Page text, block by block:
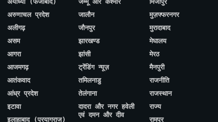
अरुणाचल प्रदेश
अलीगढ़
असम
आगरा
आजमगढ़
आतंकवाद
आंध्र प्रदेश
इटावा
इलाहाबाद (प्रयागराज)
जालौन
जौनपुर
झारखण्ड
झांसी
ट्रेंडिंग न्यूज़
तमिलनाडु
तेलंगाना
दादरा और नगर हवेली
एवं दमन और दीव
मुज़फ्फरनगर
मुरादाबाद
मेघालय
मेरठ
मैनपुरी
राजनीति
राजस्थान
राज्य
रामपुर